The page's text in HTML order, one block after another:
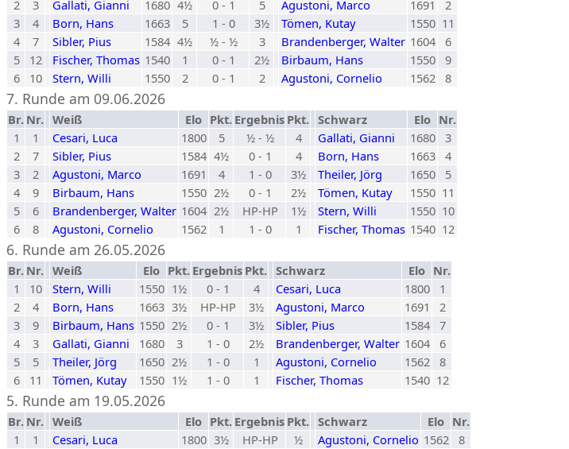
2
3 Gallati, Gianni 1680 4½ 0 - 1 5 Agustoni, Marco 1691
2
3
4 Born, Hans 1663 5 1 - 0 3½ Tömen, Kutay 1550 11
4
7 Sibler, Pius 1584 4½ ½ - ½ 3 Brandenberger, Walter 1604 6
5
12 Fischer, Thomas 1540 1 0 - 1 2½ Birbaum, Hans 1550 9
6
10 Stern, Willi 1550 2 0 - 1 2 Agustoni, Cornelio 1562 8
7. Runde am 09.06.2026
Br. Nr. Weiß Elo Pkt. Ergebnis Pkt. Schwarz Elo Nr.
1
1 Cesari, Luca 1800 5 ½ - ½ 4 Gallati, Gianni 1680 3
2
7 Sibler, Pius 1584 4½ 0 - 1 4 Born, Hans 1663 4
3
2 Agustoni, Marco 1691 4 1 - 0 3½ Theiler, Jörg 1650
5
4
9 Birbaum, Hans 1550 2½ 0 - 1 2½ Tömen, Kutay 1550 11
5
6 Brandenberger, Walter 1604 2½ HP-HP 1½ Stern, Willi 1550 10
6
8 Agustoni, Cornelio 1562 1 1 - 0 1 Fischer, Thomas 1540 12
6. Runde am 26.05.2026
Br. Nr. Weiß Elo Pkt. Ergebnis Pkt. Schwarz Elo Nr.
1
10 Stern, Willi 1550 1½ 0 - 1 4 Cesari, Luca 1800
1
2
4 Born, Hans 1663 3½ HP-HP 3½ Agustoni, Marco 1691
2
3
9 Birbaum, Hans 1550 2½ 0 - 1 3½ Sibler, Pius 1584 7
4
3 Gallati, Gianni 1680 3 1 - 0 2½ Brandenberger, Walter 1604 6
5
5 Theiler, Jörg 1650 2½ 1 - 0 1 Agustoni, Cornelio 1562 8
6
11 Tömen, Kutay 1550 1½ 1 - 0 1 Fischer, Thomas 1540 12
5. Runde am 19.05.2026
Br. Nr. Weiß Elo Pkt. Ergebnis Pkt. Schwarz Elo Nr.
1
1 Cesari, Luca 1800 3½ HP-HP ½ Agustoni, Cornelio 1562 8